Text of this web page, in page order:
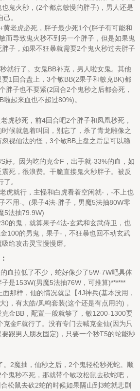
鬼火秒，(2个都点敏慢的胖子)，男人还是
。
老虎必死，胖子最少死1个(胖子有可能和
而导致鬼火秒不到另一个胖子，但是如果鬼
子，如果不狂暴就需要2个鬼火秒过去胖子
行了。女鬼BB补克，男人啦女鬼。其他
1回合盘上，3个敏BB(2果子和敏克BK)都
胖子也不要紧(2回合2个鬼秒之后都会死，
起来血也不超过80%)。
秒死，前4回合吧2个胖子和凤凰秒死，
候就急着叫回，别忘了，杀了青龙雕像之
视仙法的怪，3个敏BB上盘之后是可以稳
。因为吃的克金F，出手就-33%的血，如
死，很浪费。干脆直接鬼火秒胖子。被反
。
就行，主怪和白虎看着空闲就-，-不上也
不用-。(果子4法-胖子，男魔5法抽80W零
5法抽79.9W)
鬼，就算果子4法-玄武和玄武侍卫，也
100的男鬼，果子-，不狂暴也回不动玄武
给攻击灵宝慢慢磨。
拉低了不少，蛇好像少了5W-7W吧具体
是153W(男魔5法抽76W，可推算)******
样，仙的情况就是【4J神兵(基本没用，
)，有太皓/凤鸣套装(这个还是有点用的)，
金BB，配置一般就够了，敏1200-1300要
克金F就行了。没有专门去喊克金仙(因为只
跟男人朋友固定)，只要一个秒T5的蛇能秒
2魔抽，仙秒之后，2个鬼轻松秒死蛇。顺
鬼秒不死，那就带个敏攻松鼠去砍蛇吧，
松鼠去砍2蛇的时候如果隔山到3蛇就悲剧